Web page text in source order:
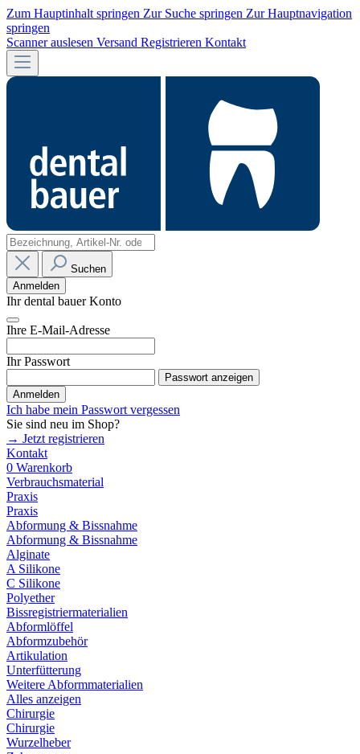
Zum Hauptinhalt springen Zur Suche springen Zur Hauptnavigation
springen
Scanner auslesen Versand Registrieren Kontakt
Suchen
Anmelden
Ihr dental bauer Konto
Ihre E-Mail-Adresse
Ihr Passwort
Passwort anzeigen
Anmelden
Ich habe mein Passwort vergessen
Sie sind neu im Shop?
→ Jetzt registrieren
Kontakt
0 Warenkorb
Verbrauchsmaterial
Praxis
Praxis
Abformung & Bissnahme
Abformung & Bissnahme
Alginate
A Silikone
C Silikone
Polyether
Bissregistriermaterialien
Abformlöffel
Abformzubehör
Artikulation
Unterfütterung
Weitere Abformmaterialien
Alles anzeigen
Chirurgie
Chirurgie
Wurzelheber